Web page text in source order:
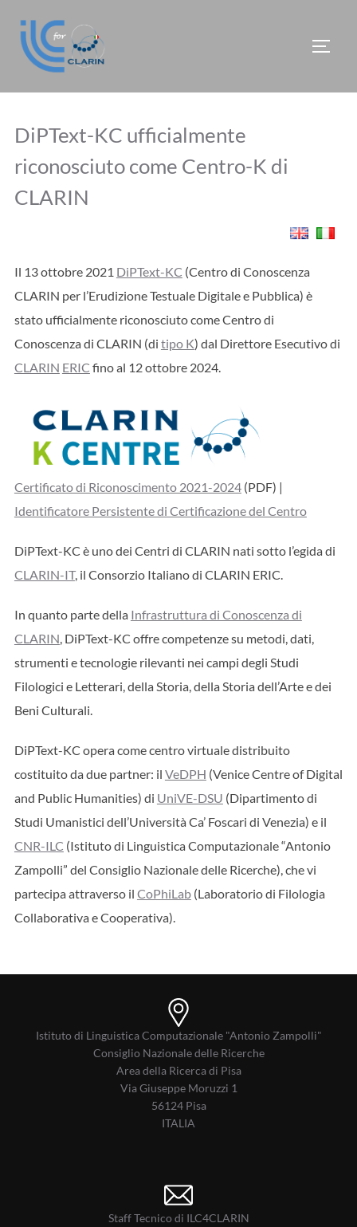
contenuto
DiPText-KC ufficialmente
riconosciuto come Centro-K di
CLARIN
Il 13 ottobre 2021 DiPText-KC (Centro di Conoscenza
CLARIN per l’Erudizione Testuale Digitale e Pubblica) è
stato ufficialmente riconosciuto come Centro di
Conoscenza di CLARIN (di tipo K) dal Direttore Esecutivo di
CLARIN ERIC fino al 12 ottobre 2024.
Certificato di Riconoscimento 2021-2024(PDF) |
Identificatore Persistente di Certificazione del Centro
DiPText-KC è uno dei Centri di CLARIN nati sotto l’egida di
CLARIN-IT, il Consorzio Italiano di CLARIN ERIC.
In quanto parte della Infrastruttura di Conoscenza di
CLARIN, DiPText-KC offre competenze su metodi, dati,
strumenti e tecnologie rilevanti nei campi degli Studi
Filologici e Letterari, della Storia, della Storia dell’Arte e dei
Beni Culturali.
DiPText-KC opera come centro virtuale distribuito
costituito da due partner: il VeDPH (Venice Centre of Digital
and Public Humanities) di UniVE-DSU (Dipartimento di
Studi Umanistici dell’Università Ca’ Foscari di Venezia) e il
CNR-ILC (Istituto di Linguistica Computazionale “Antonio
Zampolli” del Consiglio Nazionale delle Ricerche), che vi
partecipa attraverso il CoPhiLab(Laboratorio di Filologia
Collaborativa e Cooperativa).
Istituto di Linguistica Computazionale "Antonio Zampolli"
Consiglio Nazionale delle Ricerche
Area della Ricerca di Pisa
Via Giuseppe Moruzzi 1
56124 Pisa
ITALIA
Staff Tecnico di ILC4CLARIN